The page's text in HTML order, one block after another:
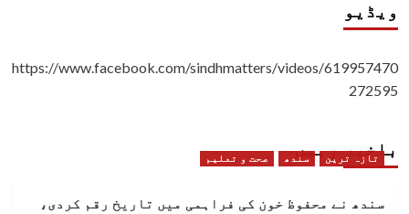
ویڈیو
https://www.facebook.com/sindhmatters/videos/619957470
272595
باخبر رہیں
تازہ ترین سندھ صحت و تعلیم
سندھ نے محفوظ خون کی فراہمی میں تاریخ رقم کردی،